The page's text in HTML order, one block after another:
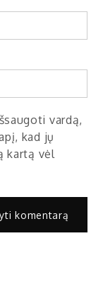
vardą,
kad jų
kartą vėl